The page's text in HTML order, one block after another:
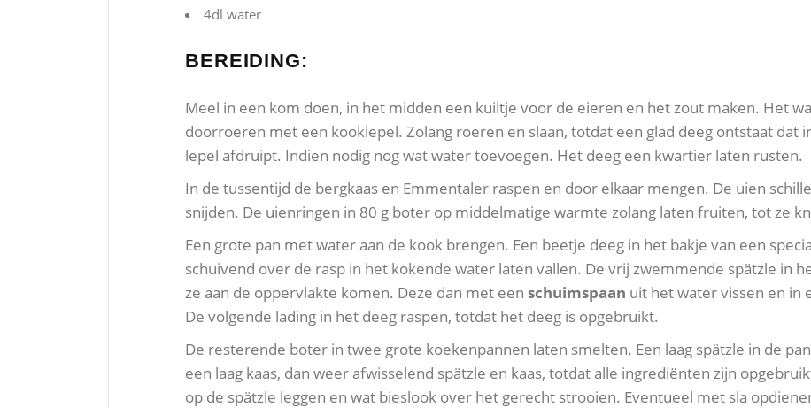
4dl water
BEREIDING:
Meel in een kom doen, in het midden een kuiltje voor de eieren en het zout maken. Het
doorroeren met een kooklepel. Zolang roeren en slaan, totdat een glad deeg ontstaat dat
lepel afdruipt. Indien nodig nog wat water toevoegen. Het deeg een kwartier laten rusten.
In de tussentijd de bergkaas en Emmentaler raspen en door elkaar mengen. De uien
snijden. De uienringen in 80 g boter op middelmatige warmte zolang laten fruiten, tot ze
Een grote pan met water aan de kook brengen. Een beetje deeg in het bakje van een
schuivend over de rasp in het kokende water laten vallen. De vrij zwemmende spätzle in
ze aan de oppervlakte komen. Deze dan met een schuimspaan uit het water vissen en in
De volgende lading in het deeg raspen, totdat het deeg is opgebruikt.
De resterende boter in twee grote koekenpannen laten smelten. Een laag spätzle in de
een laag kaas, dan weer afwisselend spätzle en kaas, totdat alle ingrediënten zijn
op de spätzle leggen en wat bieslook over het gerecht strooien. Eventueel met sla